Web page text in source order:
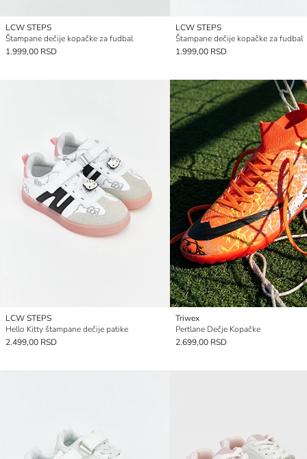
LCW STEPS
Štampane dečije kopačke za fudbal
1.999,00 RSD
LCW STEPS
Štampane dečije kopačke za fudbal
1.999,00 RSD
LCW STEPS
Hello Kitty štampane dečije patike
2.499,00 RSD
Triwex
Pertlane Dečje Kopačke
2.699,00 RSD